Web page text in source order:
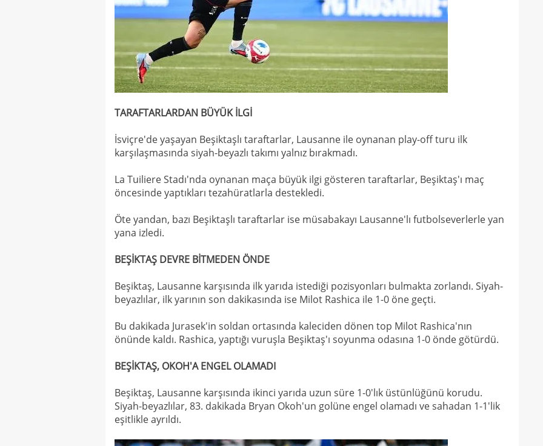
TARAFTARLARDAN BÜYÜK İLGİ
İsviçre'de yaşayan Beşiktaşlı taraftarlar, Lausanne ile oynanan play-off turu ilk
karşılaşmasında siyah-beyazlı takımı yalnız bırakmadı.
La Tuiliere Stadı'nda oynanan maça büyük ilgi gösteren taraftarlar, Beşiktaş'ı maç
öncesinde yaptıkları tezahüratlarla destekledi.
Öte yandan, bazı Beşiktaşlı taraftarlar ise müsabakayı Lausanne'lı futbolseverlerle yan
yana izledi.
BEŞİKTAŞ DEVRE BİTMEDEN ÖNDE
Beşiktaş, Lausanne karşısında ilk yarıda istediği pozisyonları bulmakta zorlandı. Siyah-
beyazlılar, ilk yarının son dakikasında ise Milot Rashica ile 1-0 öne geçti.
Bu dakikada Jurasek'in soldan ortasında kaleciden dönen top Milot Rashica'nın
önünde kaldı. Rashica, yaptığı vuruşla Beşiktaş'ı soyunma odasına 1-0 önde götürdü.
BEŞİKTAŞ, OKOH'A ENGEL OLAMADI
Beşiktaş, Lausanne karşısında ikinci yarıda uzun süre 1-0'lık üstünlüğünü korudu.
Siyah-beyazlılar, 83. dakikada Bryan Okoh'un golüne engel olamadı ve sahadan 1-1'lik
eşitlikle ayrıldı.